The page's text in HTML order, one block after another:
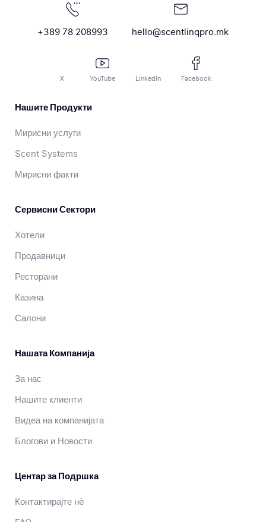
+389 78 208993 hello@scentlinqpro.mk
X YouTube LinkedIn Facebook
Нашите Продукти
Мирисни услуги
Scent Systems
Мирисни факти
Сервисни Сектори
Хотели
Продавници
Ресторани
Казина
Салони
Нашата Компанија
За нас
Нашите клиенти
Видеа на компанијата
Блогови и Новости
Центар за Подршка
Контактирајте нè